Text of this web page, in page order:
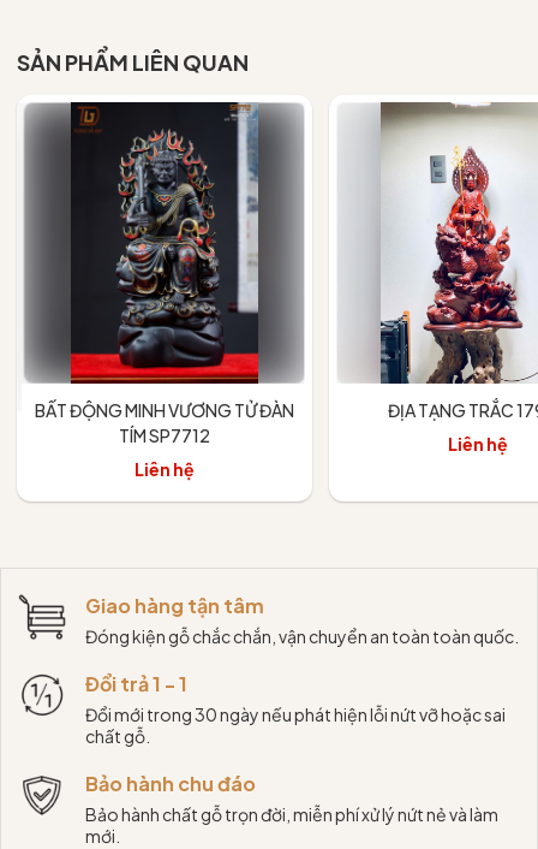
SẢN PHẨM LIÊN QUAN
BẤT ĐỘNG MINH VƯƠNG TỬ ĐÀN
TÍM SP7712
Liên hệ
ĐỊA TẠNG TRẮC
Liên hệ
Giao hàng tận tâm
Đóng kiện gỗ chắc chắn, vận chuyển an toàn toàn quốc.
Đổi trả 1 - 1
Đổi mới trong 30 ngày nếu phát hiện lỗi nứt vỡ hoặc sai
chất gỗ.
Bảo hành chu đáo
Bảo hành chất gỗ trọn đời, miễn phí xử lý nứt nẻ và làm
mới.